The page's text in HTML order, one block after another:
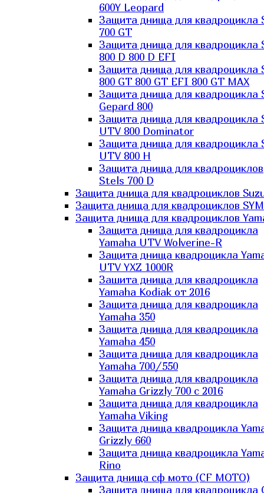
600Y Leopard
Защита днища для квадроцикла
700 GT
Защита днища для квадроцикла
800 D 800 D EFI
Защита днища для квадроцикла
800 GT 800 GT EFI 800 GT MAX
Защита днища для квадроцикла
Gepard 800
Защита днища для квадроцикла
UTV 800 Dominator
Защита днища для квадроцикла
UTV 800 H
Защита днища для квадроциклов
Stels 700 D
Защита днища для квадроциклов
Защита днища для квадроциклов SYM
Защита днища для квадроциклов
Защита днища для квадроцикла
Yamaha UTV Wolverine-R
Защита днища квадроцикла
UTV YXZ 1000R
Зашита днища для квадроцикла
Yamaha Kodiak от 2016
Защита днища для квадроцикла
Yamaha 350
Защита днища для квадроцикла
Yamaha 450
Защита днища для квадроцикла
Yamaha 700/550
Защита днища для квадроцикла
Yamaha Grizzly 700 с 2016
Защита днища для квадроцикла
Yamaha Viking
Защита днища квадроцикла
Grizzly 660
Защита днища квадроцикла
Rino
Защита днища сф мото (CF MOTO)
Защита днища для квадроцикла